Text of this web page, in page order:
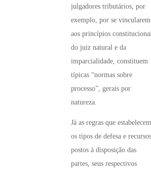
julgadores tributários, por
exemplo, por se vincularem
aos princípios
do juiz natural e da
imparcialidade, constituem
típicas “normas sobre
processo”, gerais por
natureza.
Já as regras que estabelecem
os tipos de defesa e recursos
postos à disposição das
partes, seus respectivos